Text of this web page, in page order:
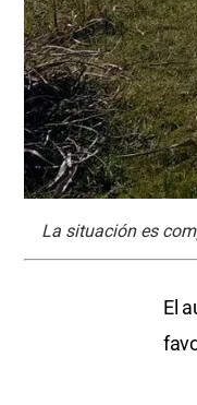
La situación es
El